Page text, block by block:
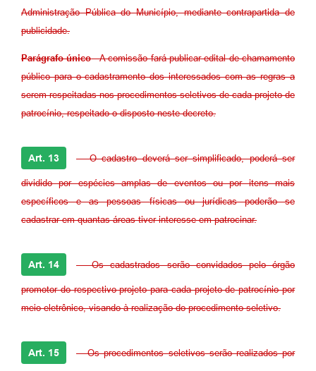
Administração Pública do Município, mediante contrapartida de
publicidade.
Parágrafo único- A comissão fará publicar edital de chamamento
público para o cadastramento dos interessados com as regras a
serem respeitadas nos procedimentos seletivos de cada projeto de
patrocínio, respeitado o disposto neste decreto.
Art. 13 - O cadastro deverá ser simplificado, poderá ser
dividido por espécies amplas de eventos ou por itens mais
específicos e as pessoas físicas ou jurídicas poderão se
cadastrar em quantas áreas tiver interesse em patrocinar.
Art. 14 - Os cadastrados serão convidados pelo órgão
promotor do respectivo projeto para cada projeto de patrocínio por
meio eletrônico, visando à realização do procedimento seletivo.
Art. 15 - Os procedimentos seletivos serão realizados por